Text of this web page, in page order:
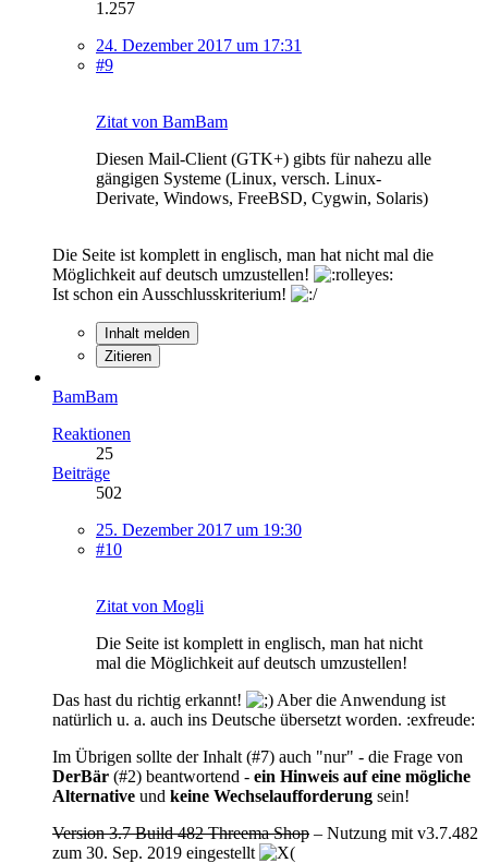
1.257
24. Dezember 2017 um 17:31
#9
Zitat von BamBam
Diesen Mail-Client (GTK+) gibts für nahezu alle
gängigen Systeme (Linux, versch. Linux-
Derivate, Windows, FreeBSD, Cygwin, Solaris)
Die Seite ist komplett in englisch, man hat nicht mal die
Möglichkeit auf deutsch umzustellen!
Ist schon ein Ausschlusskriterium!
Inhalt melden
Zitieren
BamBam
Reaktionen
25
Beiträge
502
25. Dezember 2017 um 19:30
#10
Zitat von Mogli
Die Seite ist komplett in englisch, man hat nicht
mal die Möglichkeit auf deutsch umzustellen!
Das hast du richtig erkannt!
Aber die Anwendung ist
natürlich u. a. auch ins Deutsche übersetzt worden. :exfreude:
Im Übrigen sollte der Inhalt (#7) auch "nur" - die Frage von
DerBär (#2) beantwortend - ein Hinweis auf eine mögliche
Alternative und keine Wechselaufforderung sein!
Version 3.7 Build 482 Threema Shop – Nutzung mit v3.7.482
zum 30. Sep. 2019 eingestellt